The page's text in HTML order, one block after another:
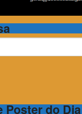
Poster do Dia